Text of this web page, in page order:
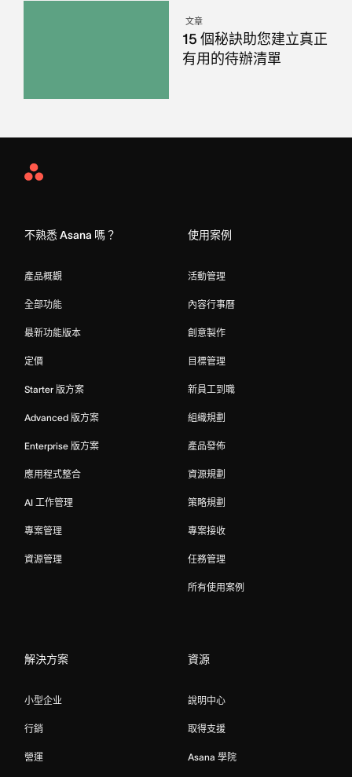
文章
15 個秘訣助您建立真正
有用的待辦清單
Asana
不熟悉 Asana 嗎？
產品概觀
全部功能
最新功能版本
定價
Starter 版方案
Advanced 版方案
Enterprise 版方案
應用程式整合
AI 工作管理
專案管理
資源管理
使用案例
活動管理
內容行事曆
創意製作
目標管理
新員工到職
組織規劃
產品發佈
資源規劃
策略規劃
專案接收
任務管理
所有使用案例
解決方案
小型企业
行銷
營運
資源
說明中心
取得支援
Asana 學院